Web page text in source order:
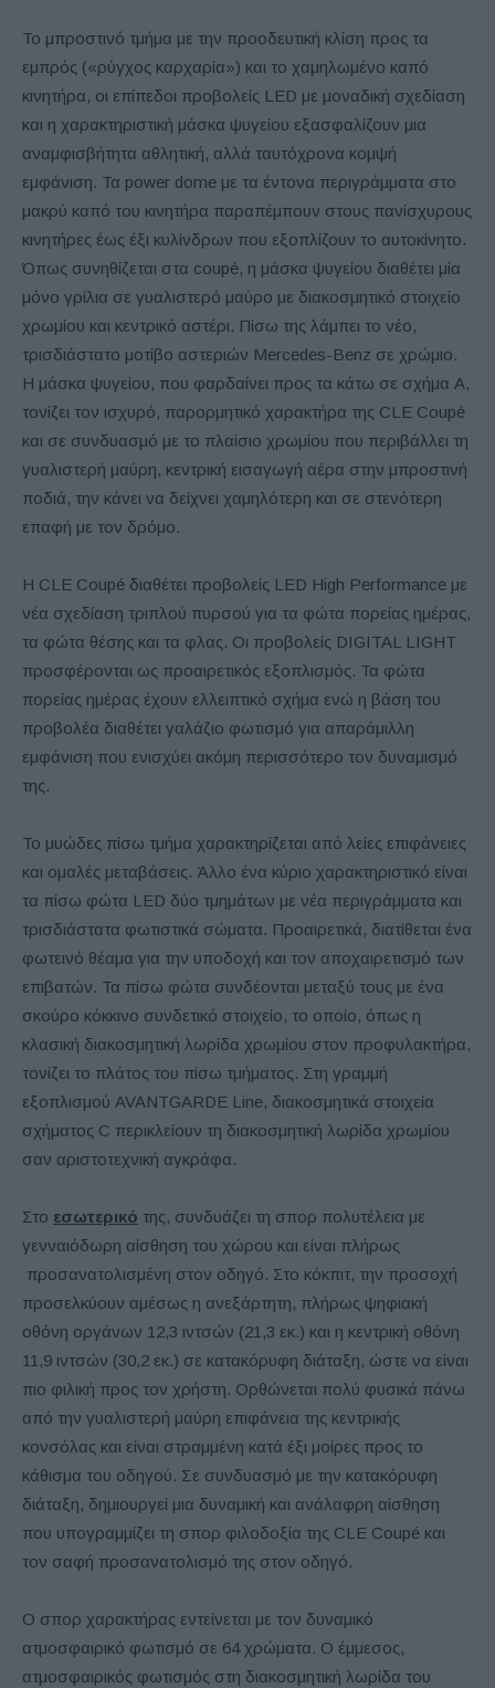
Το μπροστινό τμήμα με την προοδευτική κλίση προς τα
εμπρός («ρύγχος καρχαρία») και το χαμηλωμένο καπό
κινητήρα, οι επίπεδοι προβολείς LED με μοναδική σχεδίαση
και η χαρακτηριστική μάσκα ψυγείου εξασφαλίζουν μια
αναμφισβήτητα αθλητική, αλλά ταυτόχρονα κομψή
εμφάνιση. Τα power dome με τα έντονα περιγράμματα στο
μακρύ καπό του κινητήρα παραπέμπουν στους πανίσχυρους
κινητήρες έως έξι κυλίνδρων που εξοπλίζουν το αυτοκίνητο.
Όπως συνηθίζεται στα coupé, η μάσκα ψυγείου διαθέτει μία
μόνο γρίλια σε γυαλιστερό μαύρο με διακοσμητικό στοιχείο
χρωμίου και κεντρικό αστέρι. Πίσω της λάμπει το νέο,
τρισδιάστατο μοτίβο αστεριών Mercedes-Benz σε χρώμιο.
Η μάσκα ψυγείου, που φαρδαίνει προς τα κάτω σε σχήμα Α,
τονίζει τον ισχυρό, παρορμητικό χαρακτήρα της CLE Coupé
και σε συνδυασμό με το πλαίσιο χρωμίου που περιβάλλει τη
γυαλιστερή μαύρη, κεντρική εισαγωγή αέρα στην μπροστινή
ποδιά, την κάνει να δείχνει χαμηλότερη και σε στενότερη
επαφή με τον δρόμο.
Η CLE Coupé διαθέτει προβολείς LED High Performance με
νέα σχεδίαση τριπλού πυρσού για τα φώτα πορείας ημέρας,
τα φώτα θέσης και τα φλας. Οι προβολείς DIGITAL LIGHT
προσφέρονται ως προαιρετικός εξοπλισμός. Τα φώτα
πορείας ημέρας έχουν ελλειπτικό σχήμα ενώ η βάση του
προβολέα διαθέτει γαλάζιο φωτισμό για απαράμιλλη
εμφάνιση που ενισχύει ακόμη περισσότερο τον δυναμισμό
της.
Το μυώδες πίσω τμήμα χαρακτηρίζεται από λείες επιφάνειες
και ομαλές μεταβάσεις. Άλλο ένα κύριο χαρακτηριστικό είναι
τα πίσω φώτα LED δύο τμημάτων με νέα περιγράμματα και
τρισδιάστατα φωτιστικά σώματα. Προαιρετικά, διατίθεται ένα
φωτεινό θέαμα για την υποδοχή και τον αποχαιρετισμό των
επιβατών. Τα πίσω φώτα συνδέονται μεταξύ τους με ένα
σκούρο κόκκινο συνδετικό στοιχείο, το οποίο, όπως η
κλασική διακοσμητική λωρίδα χρωμίου στον προφυλακτήρα,
τονίζει το πλάτος του πίσω τμήματος. Στη γραμμή
εξοπλισμού AVANTGARDE Line, διακοσμητικά στοιχεία
σχήματος C περικλείουν τη διακοσμητική λωρίδα χρωμίου
σαν αριστοτεχνική αγκράφα.
Στο εσωτερικό της, συνδυάζει τη σπορ πολυτέλεια με
γενναιόδωρη αίσθηση του χώρου και είναι πλήρως
προσανατολισμένη στον οδηγό. Στο κόκπιτ, την προσοχή
προσελκύουν αμέσως η ανεξάρτητη, πλήρως ψηφιακή
οθόνη οργάνων 12,3 ιντσών (21,3 εκ.) και η κεντρική οθόνη
11,9 ιντσών (30,2 εκ.) σε κατακόρυφη διάταξη, ώστε να είναι
πιο φιλική προς τον χρήστη. Ορθώνεται πολύ φυσικά πάνω
από την γυαλιστερή μαύρη επιφάνεια της κεντρικής
κονσόλας και είναι στραμμένη κατά έξι μοίρες προς το
κάθισμα του οδηγού. Σε συνδυασμό με την κατακόρυφη
διάταξη, δημιουργεί μια δυναμική και ανάλαφρη αίσθηση
που υπογραμμίζει τη σπορ φιλοδοξία της CLE Coupé και
τον σαφή προσανατολισμό της στον οδηγό.
Ο σπορ χαρακτήρας εντείνεται με τον δυναμικό
ατμοσφαιρικό φωτισμό σε 64 χρώματα. Ο έμμεσος,
ατμοσφαιρικός φωτισμός στη διακοσμητική λωρίδα του